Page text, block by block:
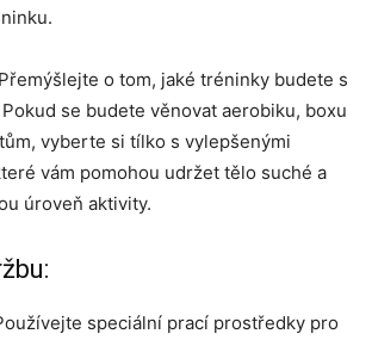
o tom, jaké tréninky budete s
se budete věnovat aerobiku, boxu
vyberte si tílko s vylepšenými
vám pomohou udržet tělo suché a
úroveň aktivity.
speciální prací prostředky pro